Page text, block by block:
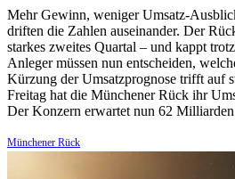
Mehr Gewinn, weniger Umsatz-
driften die Zahlen auseinander. Der
starkes zweites Quartal – und kappt
Anleger müssen nun entscheiden,
Kürzung der Umsatzprognose trifft auf
Freitag hat die Münchener Rück ihr
Der Konzern erwartet nun 62
Münchener Rück